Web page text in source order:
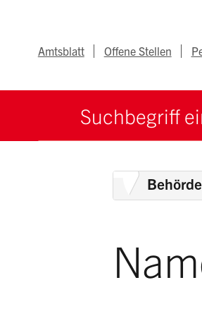
Metanav
Amtsblatt Offene Stellen
Suchbegriff
Home